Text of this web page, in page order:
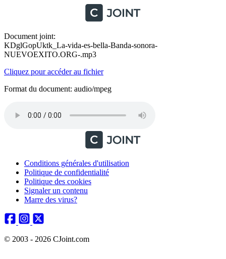
Document joint:
KDglGopUktk_La-vida-es-bella-Banda-sonora-
NUEVOEXITO.ORG-.mp3
Cliquez pour accéder au fichier
Format du document: audio/mpeg
Conditions générales d'utilisation
Politique de confidentialité
Politique des cookies
Signaler un contenu
Marre des virus?
© 2003 - 2026 CJoint.com